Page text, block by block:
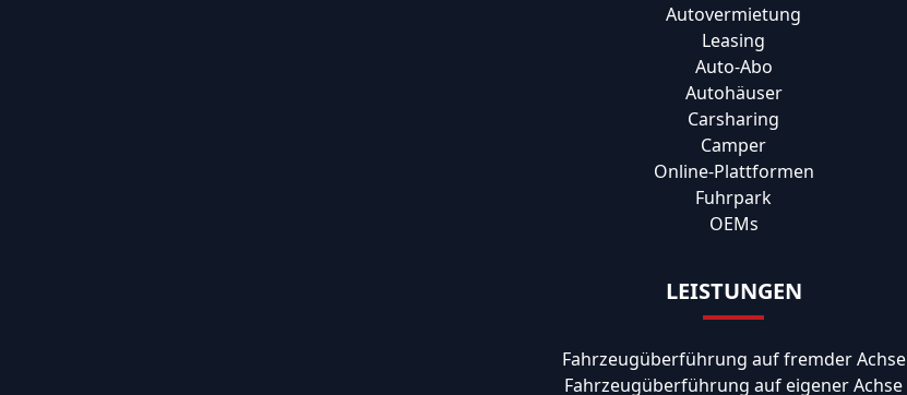
Autovermietung
Leasing
Auto-Abo
Autohäuser
Carsharing
Camper
Online-Plattformen
Fuhrpark
OEMs
LEISTUNGEN
Fahrzeugüberführung auf fremder Achse
Fahrzeugüberführung auf eigener Achse